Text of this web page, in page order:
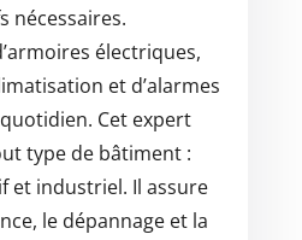
nécessaires.
électriques,
et d’alarmes
Cet expert
type de bâtiment :
et industriel. Il assure
le dépannage et la